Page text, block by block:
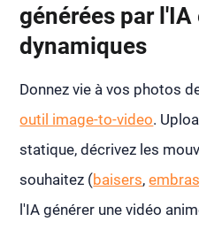
générées par
dynamiques
Donnez vie à vos photos
outil image-to-video.
statique, décrivez les
souhaitez (baisers,
l'IA générer une vidéo